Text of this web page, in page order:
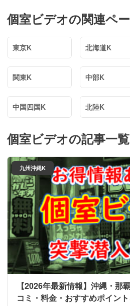
個室ビデオの関連ペ
東京K 北海道K
関東K 中部K
中国四国K 北陸K
個室ビデオの記事一覧
九州沖縄K
【2026年最新情報】沖縄・那
コミ・料金・おすすめポイン